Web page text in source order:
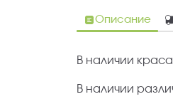
Описание
В наличии
В наличии